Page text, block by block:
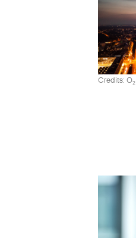
Credits: O2